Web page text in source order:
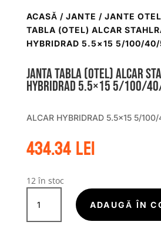
ACASĂ / JANTE / JANTE
TABLA (OTEL) ALCAR
HYBRIDRAD 5.5×15 5/100/40/
Janta tabla (otel) ALCAR
HYBRIDRAD 5.5×15 5/100/
ALCAR HYBRIDRAD 5.5×15 5/100/
434.34lei
12 în stoc
Cantitate
Janta
tabla
ADAUGĂ ÎN